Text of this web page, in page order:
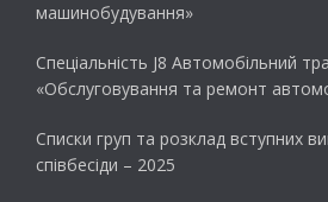
машинобудування»
Спеціальність J8 Автомобільний
«Обслуговування та ремонт
Списки груп та розклад вступних
співбесіди – 2025